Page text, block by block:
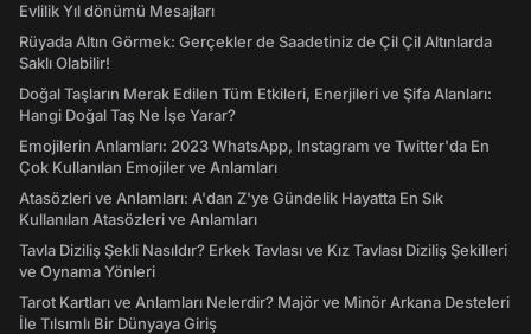
Evlilik Yıl dönümü Mesajları
Rüyada Altın Görmek: Gerçekler de Saadetiniz de Çil Çil Altınlarda
Saklı Olabilir!
Doğal Taşların Merak Edilen Tüm Etkileri, Enerjileri ve Şifa Alanları:
Hangi Doğal Taş Ne İşe Yarar?
Emojilerin Anlamları: 2023 WhatsApp, Instagram ve Twitter'da En
Çok Kullanılan Emojiler ve Anlamları
Atasözleri ve Anlamları: A'dan Z'ye Gündelik Hayatta En Sık
Kullanılan Atasözleri ve Anlamları
Tavla Diziliş Şekli Nasıldır? Erkek Tavlası ve Kız Tavlası Diziliş Şekilleri
ve Oynama Yönleri
Tarot Kartları ve Anlamları Nelerdir? Majör ve Minör Arkana Desteleri
İle Tılsımlı Bir Dünyaya Giriş